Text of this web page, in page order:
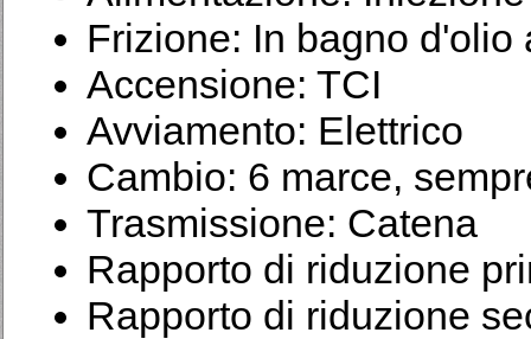
Frizione: In bagno d'olio
Accensione: TCI
Avviamento: Elettrico
Cambio: 6 marce,
Trasmissione: Catena
Rapporto di riduzione
Rapporto di riduzione